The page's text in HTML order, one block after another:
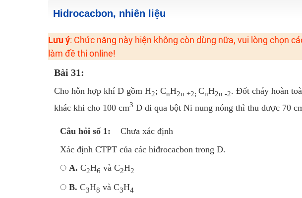
Học online lớp 2 với thầy cô giáo giỏi, nổi tiếng
Hot! Lễ hội đồng giá 449K - 499K toàn bộ khoá học tại Tuyensinh247 (Từ 16-18/07/
Khuyến Mãi Khoá Học 1K Chỉ Từ 11-13/09/2024
Đồng giá khóa học 499K - 399K (13/11-15/11)
Khai giảng các khóa lớp 9 Toán - Lý - Hóa - Văn - Anh năm 2018
Khai giảng khóa Ngữ văn 7 - xây nền vững chắc cho tương lai!
Hidrocacbon, nhiên liệu
Lưu ý: Chức năng này hiện không còn dùng nữa, vui lòng chọn
làm đề thi online!
Bài 31:
Cho hỗn hợp khí D gồm H2; CnH2n +2; CnH2n -2. Đốt cháy hoàn
khác khi cho 100 cm3 D đi qua bột Ni nung nóng thì thu được 70
Câu hỏi số 1:
Chưa xác định
Xác định CTPT của các hiđrocacbon trong D.
A. C2H6 và C2H2
B. C3H8 và C3H4